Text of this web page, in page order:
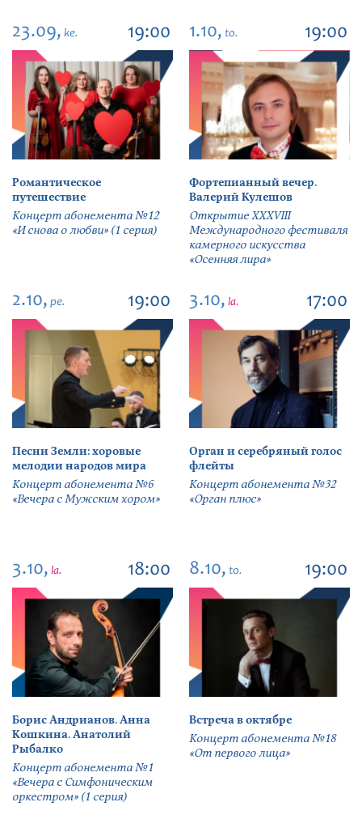
23.09, ke. 19:00
Романтическое
путешествие
Концерт абонемента №12
«И снова о любви» (1 серия)
1.10, to. 19:00
Фортепианный вечер.
Валерий Кулешов
Открытие ХХХVIII
Международного фестиваля
камерного искусства
«Осенняя лира»
2.10, pe. 19:00
Песни Земли: хоровые
мелодии народов мира
Концерт абонемента №6
«Вечера с Мужским хором»
3.10, la. 17:00
Орган и серебряный голос
флейты
Концерт абонемента №32
«Орган плюс»
3.10, la. 18:00
Борис Андрианов. Анна
Кошкина. Анатолий
Рыбалко
Концерт абонемента №1
«Вечера с Симфоническим
оркестром» (1 серия)
8.10, to. 19:00
Встреча в октябре
Концерт абонемента №18
«От первого лица»